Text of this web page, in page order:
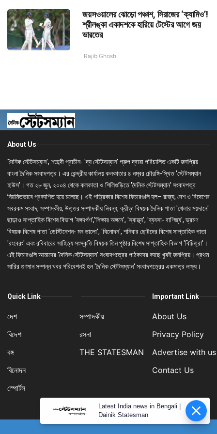
জয়সওয়ালের ঝোড়ো পঞ্চাশ, সিরাজের ‘ক্যামিও’!
শ্রীলঙ্কা একাদশকে হারিয়ে টেস্টের আগে জয়
ভারতের
Rajib Ghosh
About Us
'দৈনিক স্টেটসম্যান', শতাব্দী প্রাচীন- 'দ্য স্টেটসম্যান' গ্রুপ দ্বারা পরিচালিত একটি জনপ্রিয়
বাংলা দৈনিক সংবাদপত্র। এর কেন্দ্রীয় কার্যালয় কলকাতার ৪ নম্বর চৌরঙ্গি-স্থিত 'স্টেটসম্যান
হাউস'। গত ২৮ জুন, ২০০৪ থেকে কলকাতা ও শিলিগুড়িতে 'দৈনিক স্টেটসম্যান' সংবাদপত্র
নিয়মিতভাবে প্রকাশিত হয়ে চলেছে। এই পত্রিকার বিশেষ ফিচারগুলি হল– রাজ্য, দেশ ও বিদেশের
সবরকম সংবাদ, সম্পাদকীয়, উত্তর সম্পাদকীয় নিবন্ধ, ক্রীড়া বিষয়ক দৈনিক পাতা 'খেলার ময়দানে'
ছাড়াও সাপ্তাহিক বিশেষ বিভাগ 'বঙ্গদর্পণ','শিক্ষার অঙ্গনে', 'স্বাস্থ্য', 'ব্যবসা- বাণিজ্য', ভ্রমণ
বিষয়ক বিশেষ পাতা 'ডেস্টিনেশন- মন ভালো', 'বিনোদন', শনিবার ছোটদের বিশেষ সাপ্তাহিক পাতা
'রংবেরং' এবং রবিবারের সাহিত্য সংস্কৃতি বিষয়ক তিন পৃষ্ঠার বিশেষ সাপ্তাহিক বিভাগ 'বিচিত্রা'।
এই ফিচারগুলি আমাদের 'দৈনিক স্টেটসম্যান' সংবাদপত্রের পাঠকদের কাছে খুবই জনপ্রিয়। প্রথম
সারির গুণমান সম্পন্ন খবর পরিবেশনই হল 'দৈনিক স্টেটসম্যান' সংবাদপত্রের একমাত্র লক্ষ্য।
Quick Link
দেশ
বিদেশ
বঙ্গ
বিনোদন
স্পোর্টস
সম্পাদকীয়
রসনা
THE STATESMAN
Important Link
About Us
Privacy Policy
Advertise with us
Contact Us
Latest India news in Bengali |
Dainik Statesman